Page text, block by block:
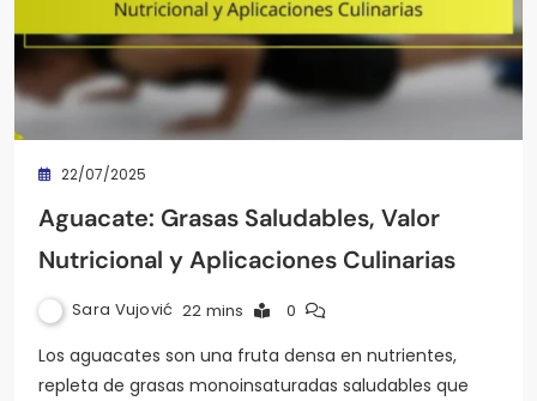
22/07/2025
Aguacate: Grasas Saludables, Valor
Nutricional y Aplicaciones Culinarias
Sara Vujović 22 mins 0
Los aguacates son una fruta densa en nutrientes,
repleta de grasas monoinsaturadas saludables que